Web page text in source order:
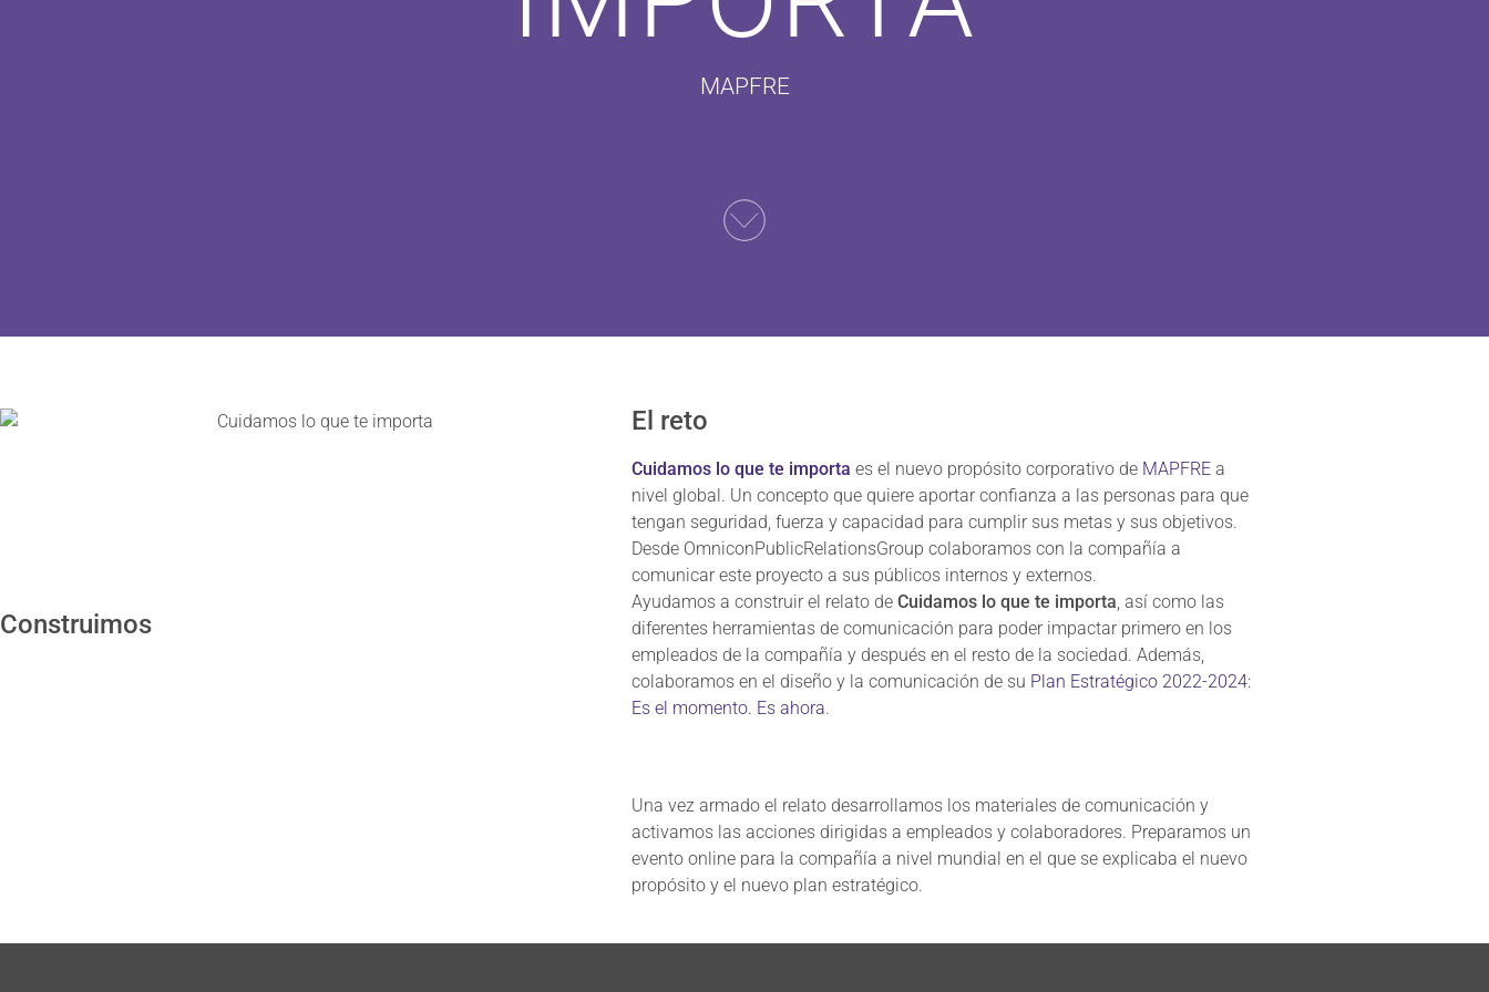
MAPFRE
El reto
Cuidamos lo que te importa es el nuevo propósito corporativo de MAPFRE a
nivel global. Un concepto que quiere aportar confianza a las personas para que
tengan seguridad, fuerza y capacidad para cumplir sus metas y sus objetivos.
Desde OmniconPublicRelationsGroup colaboramos con la compañía a
comunicar este proyecto a sus públicos internos y externos.
Construimos
Ayudamos a construir el relato de Cuidamos lo que te importa , así como las
diferentes herramientas de comunicación para poder impactar primero en los
empleados de la compañía y después en el resto de la sociedad. Además,
colaboramos en el diseño y la comunicación de su Plan Estratégico 2022-2024:
Es el momento. Es ahora.
Una vez armado el relato desarrollamos los materiales de comunicación y
activamos las acciones dirigidas a empleados y colaboradores. Preparamos un
evento online para la compañía a nivel mundial en el que se explicaba el nuevo
propósito y el nuevo plan estratégico.